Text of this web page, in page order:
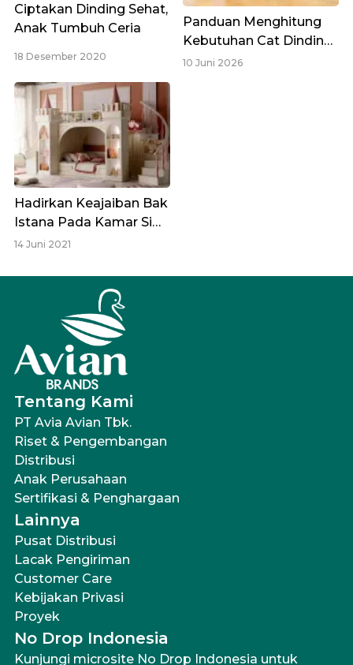
Ciptakan Dinding Sehat,
Anak Tumbuh Ceria
18 Desember 2020
Panduan Menghitung
Kebutuhan Cat Dinding
Eksterior dengan Akurat
10 Juni 2026
Hadirkan Keajaiban Bak
Istana Pada Kamar Si
Kecil
14 Juni 2021
Tentang Kami
PT Avia Avian Tbk.
Riset & Pengembangan
Distribusi
Anak Perusahaan
Sertifikasi & Penghargaan
Lainnya
Pusat Distribusi
Lacak Pengiriman
Customer Care
Kebijakan Privasi
Proyek
No Drop Indonesia
Kunjungi microsite No Drop Indonesia untuk